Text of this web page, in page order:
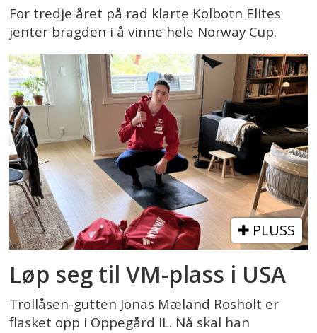
For tredje året på rad klarte Kolbotn Elites
jenter bragden i å vinne hele Norway Cup.
PLUSS
Løp seg til VM-plass i USA
Trollåsen-gutten Jonas Mæland Rosholt er
flasket opp i Oppegård IL. Nå skal han